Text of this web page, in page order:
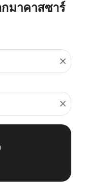
มาคาสซาร์
close
close
และ/หรือปลายทาง) หรื